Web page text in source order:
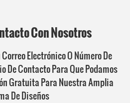
Con Nosotros
Electrónico O Número De
De Contacto Para Que Podamos
Gratuita Para Nuestra Amplia
De Diseños